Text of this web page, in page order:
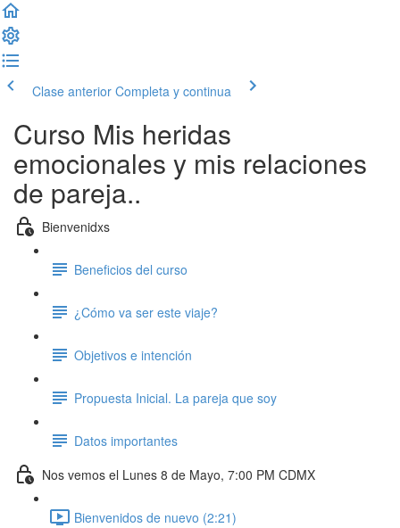
Clase anterior Completa y continua
Curso Mis heridas
emocionales y mis relaciones
de pareja..
Bienvenidxs
Beneficios del curso
¿Cómo va ser este viaje?
Objetivos e intención
Propuesta Inicial. La pareja que soy
Datos importantes
Nos vemos el Lunes 8 de Mayo, 7:00 PM CDMX
Bienvenidos de nuevo (2:21)